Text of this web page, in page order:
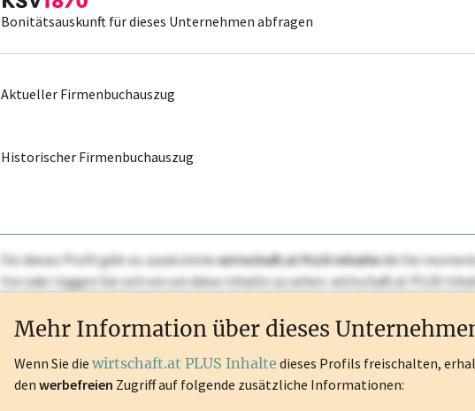
Bonitätsauskunft für dieses Unternehmen abfragen
Aktueller Firmenbuchauszug
Historischer Firmenbuchauszug
Für dieses Profil gibt es zusätzlichewirtschaft.at PLUS Inhaltedie Sie
frei oder loggen Sie sich ein um diese Inhalte zu sehen. wirtschaft.at PLUS
Mehr Information über dieses
Wenn Sie die wirtschaft.at PLUS Inhalte dieses Profils freischalten,
den werbefreien Zugriff auf folgende zusätzliche Informationen: